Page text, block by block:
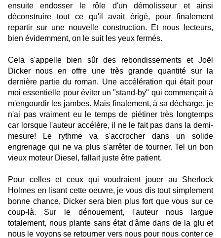
ensuite endosser le rôle d'un démolisseur et ainsi
déconstruire tout ce qu'il avait érigé, pour finalement
repartir sur une nouvelle construction. Et nous lecteurs,
bien évidemment, on le suit les yeux fermés.
Cela s'appelle bien sûr des rebondissements et Joël
Dicker nous en offre une très grande quantité sur la
dernière partie du roman. Une accélération qui était pour
moi essentielle pour éviter un "stand-by" qui commençait à
m'engourdir les jambes. Mais finalement, à sa décharge, je
n'ai pas vraiment eu le temps de piétiner très longtemps
car lorsque l'auteur accélère, il ne le fait pas dans la demi-
mesure! Le rythme va s'accrocher dans un solide
engrenage qui ne va plus s'arrêter de tourner. Tel un bon
vieux moteur Diesel, fallait juste être patient.
Pour celles et ceux qui voudraient jouer au Sherlock
Holmes en lisant cette oeuvre, je vous dis tout simplement
bonne chance, Dicker sera bien plus fort que vous sur ce
coup-là. Sur le dénouement, l'auteur nous largue
totalement, nous plante sans état d'âme dans de la glu et
nous le voyons se retourner vers nous pour nous conter ce